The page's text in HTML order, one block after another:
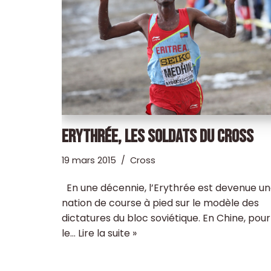
ERYTHRÉE, LES SOLDATS DU CROSS
19 mars 2015 Cross
En une décennie, l’Erythrée est devenue
nation de course à pied sur le modèle des
dictatures du bloc soviétique. En Chine, pour
le… Lire la suite »